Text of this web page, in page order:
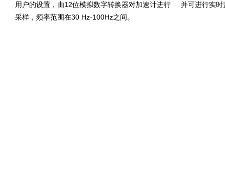
用户的设置，由12位模拟数字转换器对加速计进行
采样，频率范围在30 Hz-100Hz之间。
并可进行实时